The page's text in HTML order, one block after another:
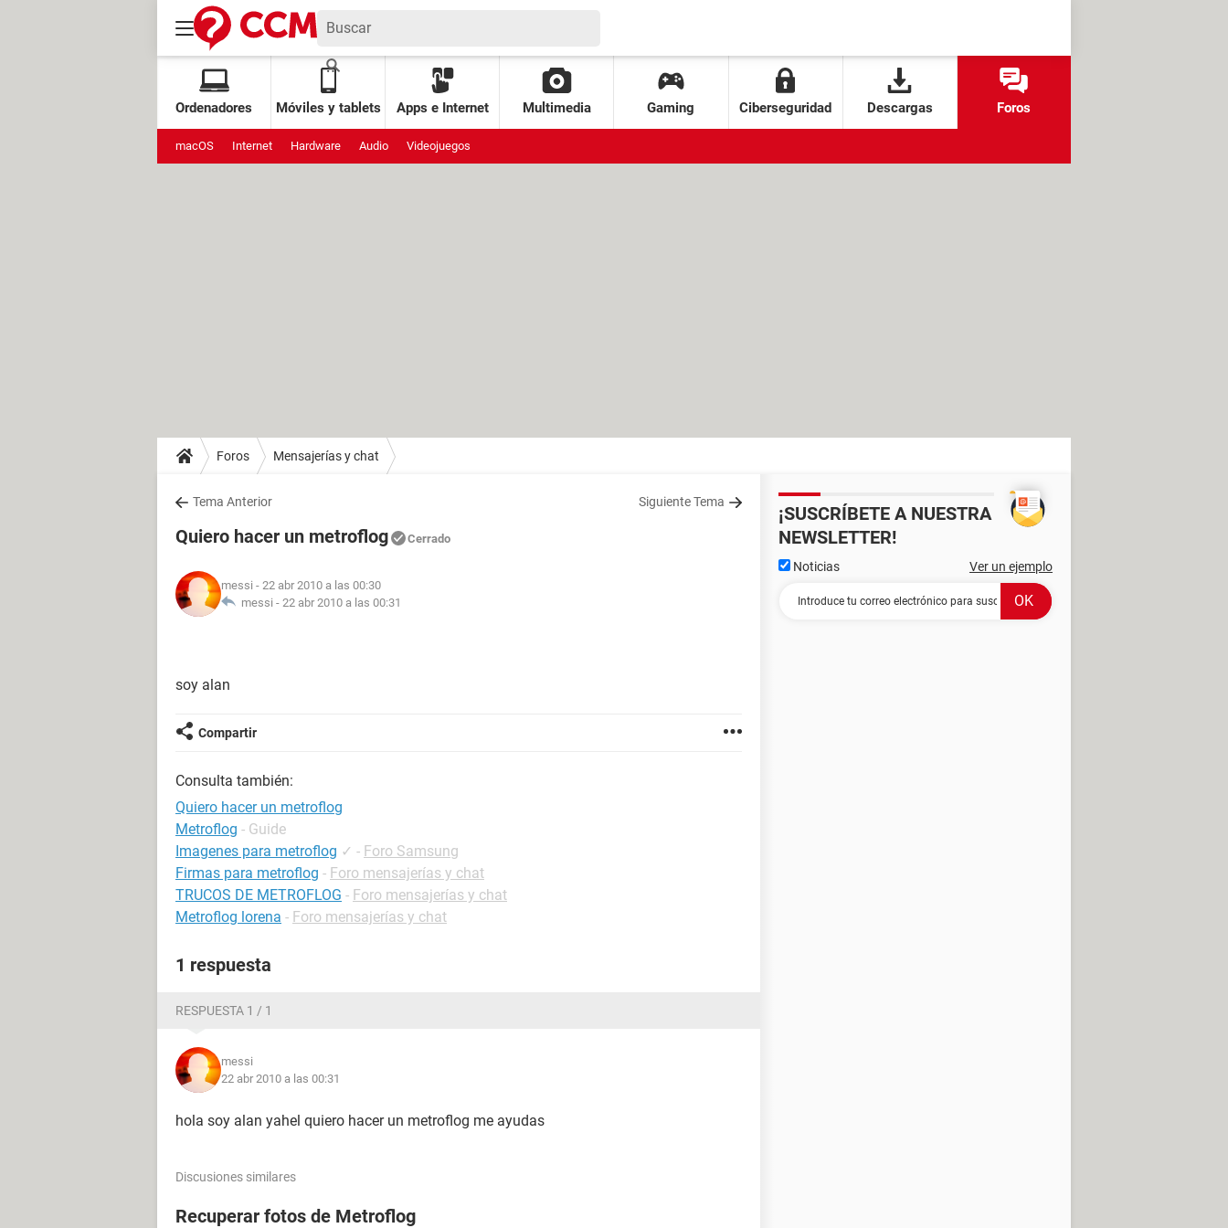
Ordenadores Móviles y tablets Apps e Internet Multimedia Gaming Ciberseguridad Descargas Foros
macOS Internet Hardware Audio Videojuegos
Foros Mensajerías y chat
Tema Anterior Siguiente Tema
Quiero hacer un metroflog Cerrado
messi - 22 abr 2010 a las 00:30
messi - 22 abr 2010 a las 00:31
soy alan
Compartir
Consulta también:
Quiero hacer un metroflog
Metroflog - Guide
Imagenes para metroflog ✓ - Foro Samsung
Firmas para metroflog - Foro mensajerías y chat
TRUCOS DE METROFLOG - Foro mensajerías y chat
Metroflog lorena - Foro mensajerías y chat
1 respuesta
RESPUESTA 1 / 1
messi
22 abr 2010 a las 00:31
hola soy alan yahel quiero hacer un metroflog me ayudas
Discusiones similares
Recuperar fotos de Metroflog
¡SUSCRÍBETE A NUESTRA
NEWSLETTER!
Noticias Ver un ejemplo